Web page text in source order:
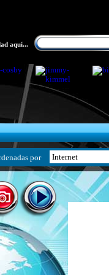
aquí...
por